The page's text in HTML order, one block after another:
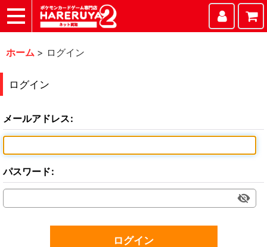
ホーム > ログイン
ログイン
メールアドレス:
パスワード:
ログイン